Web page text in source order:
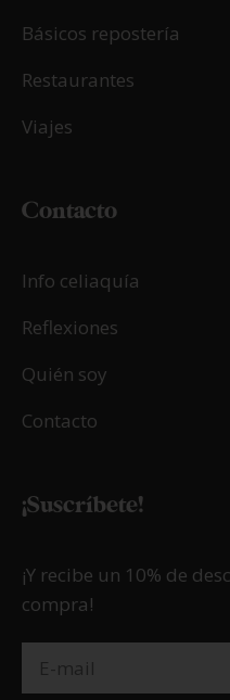
Básicos repostería
Restaurantes
Viajes
Contacto
Info celiaquía
Reflexiones
Quién soy
Contacto
¡Suscríbete!
¡Y recibe un 10% de
compra!